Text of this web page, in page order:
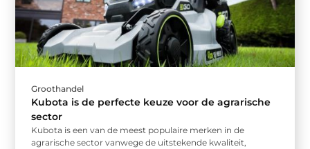
Groothandel
Kubota is de perfecte keuze voor de agrarische
sector
Kubota is een van de meest populaire merken in de
agrarische sector vanwege de uitstekende kwaliteit,